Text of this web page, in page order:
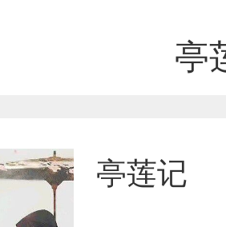
亭
亭莲记